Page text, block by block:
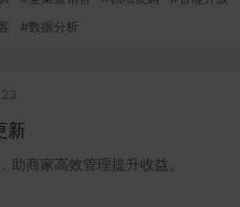
#数据分析
新
助商家高效管理提升收益。